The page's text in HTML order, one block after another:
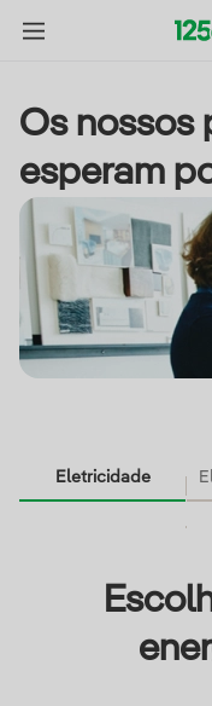
Os nossos
esperam
Eletricidade